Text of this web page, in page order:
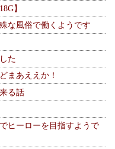
】
な風俗で働くようです
た
まあええか！
る話
ヒーローを目指すようで